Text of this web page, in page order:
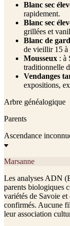
Blanc sec
rapidement.
Blanc sec
grillées et
Blanc de
de vieillir 15 à
Mousseux : à
traditionnelle
Vendanges
expositions,
Arbre généalogique
Parents
Ascendance
Marsanne
Les analyses ADN
parents biologiques
variétés de Savoie
confirmés. Aucune
leur association